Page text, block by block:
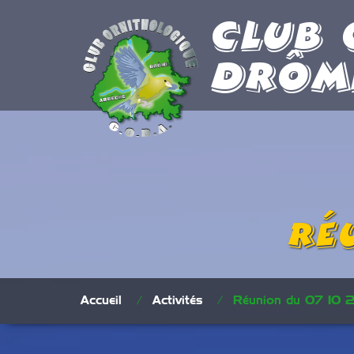
Club
Accueil /Activités / Réunion du 07 10